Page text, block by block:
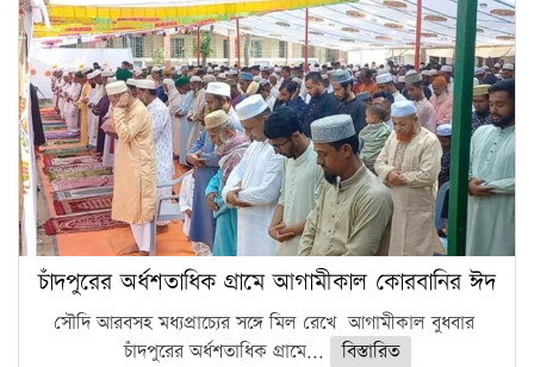
চাঁদপুরের অর্ধশতাধিক গ্রামে আগামীকাল কোরবানির ঈদ
সৌদি আরবসহ মধ্যপ্রাচ্যের সঙ্গে মিল রেখে আগামীকাল বুধবার
চাঁদপুরের অর্ধশতাধিক গ্রামে...
বিস্তারিত